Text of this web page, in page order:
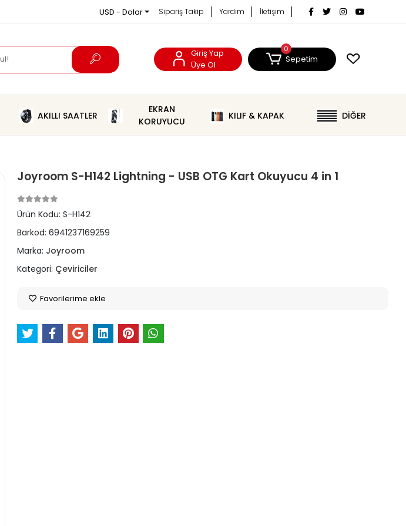
USD - Dolar Sipariş Takip Yardım İletişim
Giriş Yap
Üye Ol
0
Sepetim
AKILLI SAATLER
EKRAN
KORUYUCU
KILIF & KAPAK DİĞER
Joyroom S-H142 Lightning - USB OTG Kart Okuyucu 4 in 1
Ürün Kodu: S-H142
Barkod: 6941237169259
Marka: Joyroom
Kategori: Çeviriciler
Favorilerime ekle